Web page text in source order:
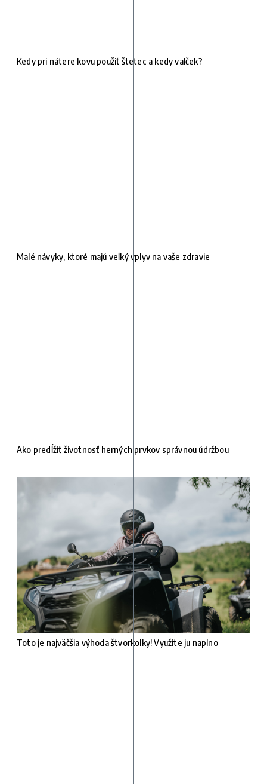
Kedy pri nátere kovu použiť štetec a kedy valček?
Malé návyky, ktoré majú veľký vplyv na vaše zdravie
Ako predĺžiť životnosť herných prvkov správnou údržbou
Toto je najväčšia výhoda štvorkolky! Využite ju naplno